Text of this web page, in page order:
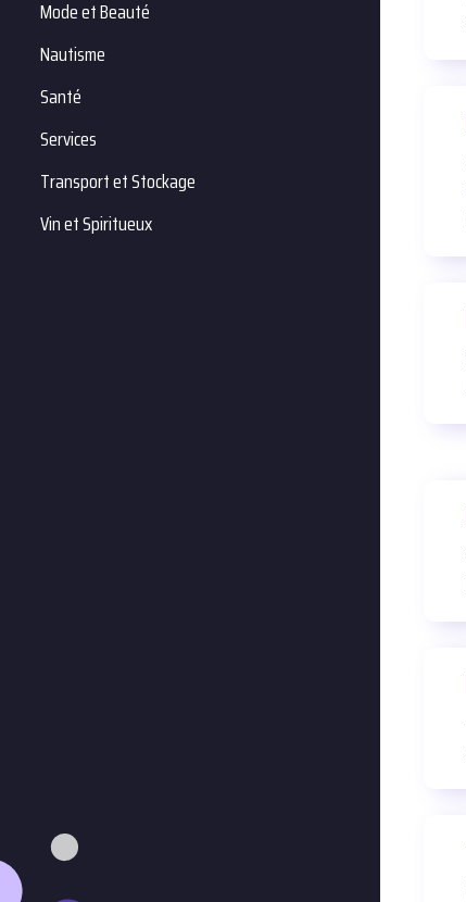
Mode et Beauté
Nautisme
Santé
Services
Transport et Stockage
Vin et Spiritueux